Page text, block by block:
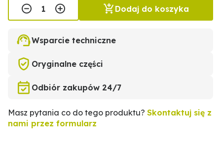
Dodaj do koszyka
Wsparcie techniczne
Oryginalne części
Odbiór zakupów 24/7
Masz pytania co do tego produktu? Skontaktuj się z
nami przez formularz